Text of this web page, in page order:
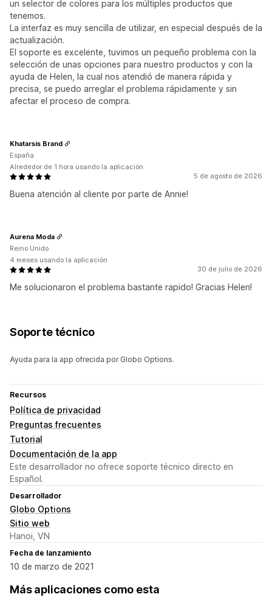
un selector de colores para los múltiples productos que
tenemos.
La interfaz es muy sencilla de utilizar, en especial después de la
actualización.
El soporte es excelente, tuvimos un pequeño problema con la
selección de unas opciones para nuestro productos y con la
ayuda de Helen, la cual nos atendió de manera rápida y
precisa, se puedo arreglar el problema rápidamente y sin
afectar el proceso de compra.
5 de agosto de 2026
Buena atención al cliente por parte de Annie!
Khatarsis Brand
España
Alrededor de 1 hora usando la aplicación
30 de julio de 2026
Me solucionaron el problema bastante rapido! Gracias Helen!
Aurena Moda
Reino Unido
4 meses usando la aplicación
Soporte técnico
Ayuda para la app ofrecida por Globo Options.
Recursos
Política de privacidad
Preguntas frecuentes
Tutorial
Documentación de la app
Este desarrollador no ofrece soporte técnico directo en
Español.
Desarrollador
Globo Options
Sitio web
Hanoi, VN
Fecha de lanzamiento
10 de marzo de 2021
Más aplicaciones como esta